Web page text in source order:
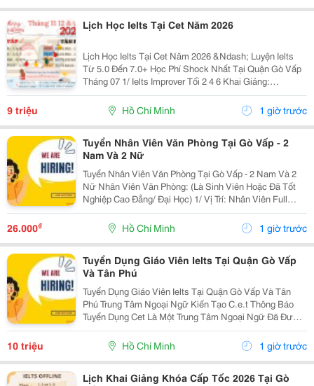
Lịch Học Ielts Tại Cet Năm 2026
Lịch Học Ielts Tại Cet Năm 2026 &Ndash; Luyện Ielts
Từ 5.0 Đến 7.0+ Học Phí Shock Nhất Tại Quận Gò Vấp
Tháng 07 1/ Ielts Improver Tối 2 4 6 Khai Giảng:
13/07/2026 Khung Giờ: 18:00 Đến 21:00 Học Phí Ưu Đãi
5% Khi Đăng Ký 2/ Ielts...
9 triệu Hồ Chí Minh 1 giờ trước
Tuyển Nhân Viên Văn Phòng Tại Gò Vấp - 2
Nam Và 2 Nữ
Tuyển Nhân Viên Văn Phòng Tại Gò Vấp - 2 Nam Và 2
Nữ Nhân Viên Văn Phòng: (Là Sinh Viên Hoặc Đã Tốt
Nghiệp Cao Đẳng/ Đại Học) 1/ Vị Trí: Nhân Viên Full
Time (2 Nam 2 Nữ) Ca Làm: 13:00 Đến 21:00 (1 Tháng
Được Nghỉ Phép 1 Ngày, Và Hưởng Các Ngày...
26.000₫ Hồ Chí Minh 1 giờ trước
Tuyển Dụng Giáo Viên Ielts Tại Quận Gò Vấp
Và Tân Phú
Tuyển Dụng Giáo Viên Ielts Tại Quận Gò Vấp Và Tân
Phú Trung Tâm Ngoại Ngữ Kiến Tạo C.e.t Thông Báo
Tuyển Dụng Cet Là Một Trung Tâm Ngoại Ngữ Đã Được
Thành Lập 16 Năm Chuyên Về Chương Trình Anh Văn
Học Thuật Ielts &Ndash; Toefl Ibt. Trung Tâm...
10 triệu Hồ Chí Minh 1 giờ trước
Lịch Khai Giảng Khóa Cấp Tốc 2026 Tại Gò